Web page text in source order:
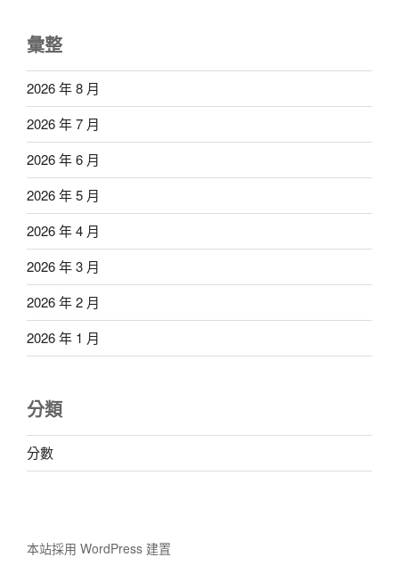
彙整
2026 年 8 月
2026 年 7 月
2026 年 6 月
2026 年 5 月
2026 年 4 月
2026 年 3 月
2026 年 2 月
2026 年 1 月
分類
分數
本站採用 WordPress 建置